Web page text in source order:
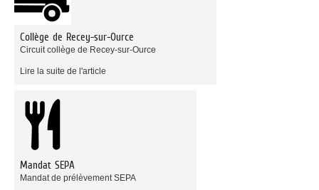
Collège de Recey-sur-Ource
Circuit collège de Recey-sur-Ource
Lire la suite de l'article
Mandat SEPA
Mandat de prélèvement SEPA